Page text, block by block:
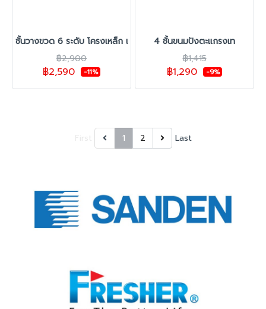
ชั้นวางขวด 6 ระดับ โครงเหล็ก แข็งแรง ประหยัดพื้นที่
฿2,900
฿2,590 -11%
4 ชั้นขนมปังตะแกรงเท
฿1,415
฿1,290 -9%
1 2 Last